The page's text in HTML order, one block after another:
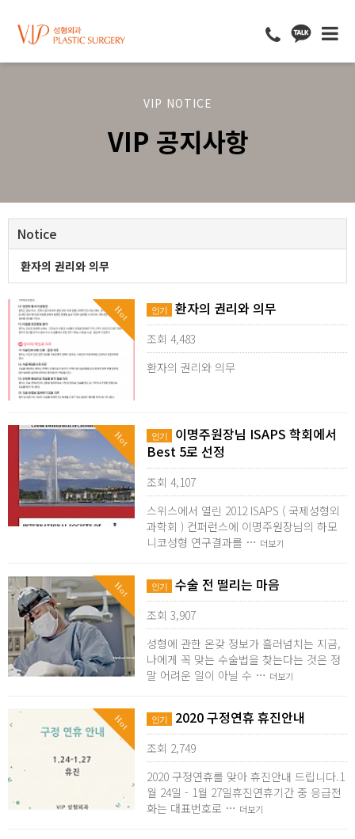
VIP NOTICE
VIP 공지사항
Notice
환자의 권리와 의무
Hot 인기 환자의 권리와 의무
조회 4,483
환자의 권리와 의무
Hot 인기
이명주원장님 ISAPS 학회에서
Best 5로 선정
조회 4,107
스위스에서 열린 2012 ISAPS ( 국제성형외
과학회 ) 컨퍼런스에 이명주원장님의 하모
니코성형 연구결과를 … 더보기
Hot 인기 수술 전 떨리는 마음
조회 3,907
성형에 관한 온갖 정보가 흘러넘치는 지금,
나에게 꼭 맞는 수술법을 찾는다는 것은 정
말 어려운 일이 아닐 수 … 더보기
Hot 인기 2020 구정연휴 휴진안내
조회 2,749
2020 구정연휴를 맞아 휴진안내 드립니다.1
월 24일 - 1월 27일휴진연휴기간 중 응급전
화는 대표번호로 … 더보기